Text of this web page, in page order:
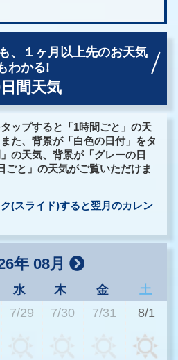
、
１ヶ月以上先のお天気
わかる!
間天気
ップすると「1時間ごと」の天
た、背景が「白色の日付」をタ
の天気、背景が「グレーの日
ごと」の天気がご覧いただけま
(スライド)すると翌月のカレン
年 08月
水 木 金
土
7/29 7/30 7/31 8/1